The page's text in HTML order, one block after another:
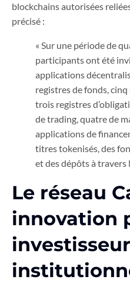
blockchains autorisées
précisé :
« Sur une période de
participants ont été
applications
registres de fonds,
trois registres
de trading, quatre de
applications de
titres tokenisés, des
et des dépôts à travers
Le réseau
innovation